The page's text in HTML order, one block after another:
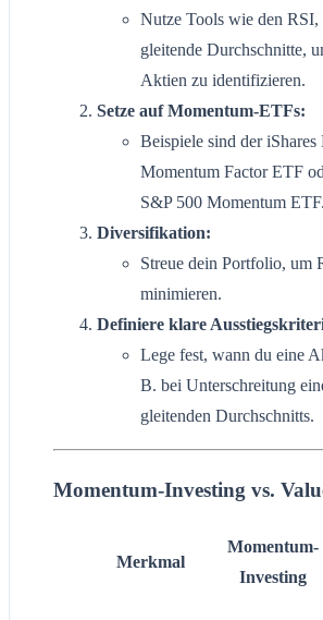
Nutze Tools wie den
gleitende Durchschnitte,
Aktien zu identifizieren.
Setze auf Momentum-ETFs:
Beispiele sind der
Momentum Factor ETF
S&P 500 Momentum ETF.
Diversifikation:
Streue dein Portfolio, um
minimieren.
Definiere klare
Lege fest, wann du eine
B. bei Unterschreitung
gleitenden Durchschnitts.
Momentum-Investing vs.
Merkmal
Momentum-
Investing